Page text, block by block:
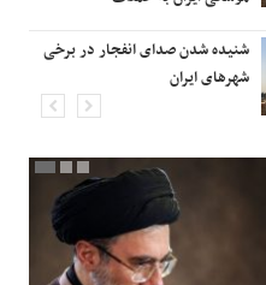
شنیده شدن صدای انفجار در برخی
شهرهای ایران
 